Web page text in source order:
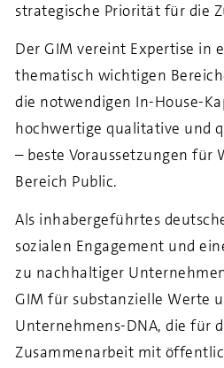
strategische Priorität für die
Der GIM vereint Expertise in
thematisch wichtigen
die notwendigen In-House-
hochwertige qualitative und
– beste Voraussetzungen für
Bereich Public.
Als inhabergeführtes
sozialen Engagement und
zu nachhaltiger
GIM für substanzielle Werte
Unternehmens-DNA, die für
Zusammenarbeit mit